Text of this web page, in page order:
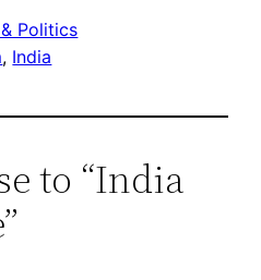
Politics
, India
to “India